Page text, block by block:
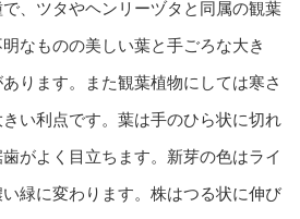
、ツタやヘンリーヅタと同属の観葉
なものの美しい葉と手ごろな大き
ります。また観葉植物にしては寒さ
い利点です。葉は手のひら状に切れ
がよく目立ちます。新芽の色はライ
緑に変わります。株はつる状に伸び